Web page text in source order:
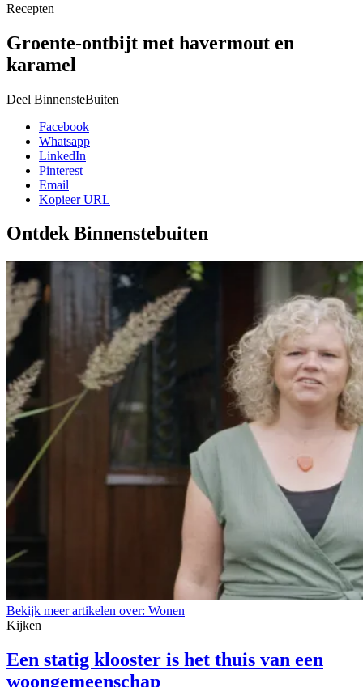
Recepten
Groente-ontbijt met havermout en
karamel
Deel BinnensteBuiten
Facebook
Whatsapp
LinkedIn
Pinterest
Email
Kopieer URL
Ontdek Binnenstebuiten
Bekijk meer artikelen over: Wonen
Kijken
Een statig klooster is het thuis van een
woongemeenschap